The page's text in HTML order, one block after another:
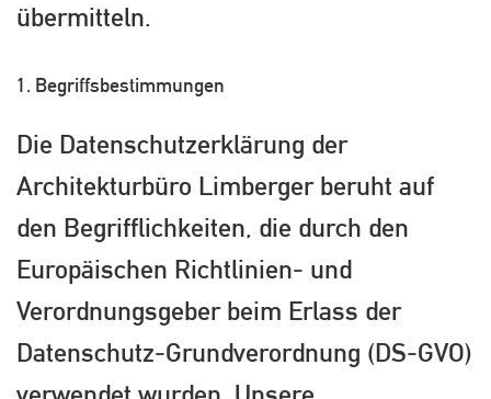
übermitteln.
1. Begriffsbestimmungen
Die Datenschutzerklärung der
Architekturbüro Limberger beruht auf
den Begrifflichkeiten, die durch den
Europäischen Richtlinien- und
Verordnungsgeber beim Erlass der
Datenschutz-Grundverordnung (DS-GVO)